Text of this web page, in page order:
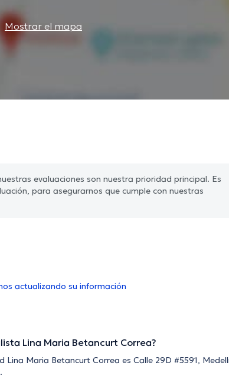
Mostrar el mapa
evaluaciones son nuestra prioridad principal. Es
para asegurarnos que cumple con nuestras
actualizando su información
Lina Maria Betancurt Correa?
Lina Maria Betancurt Correa es Calle 29D #5591,